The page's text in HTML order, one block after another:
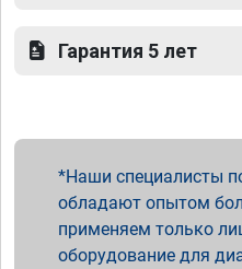
Гарантия 5 лет
Наши специалисты
обладают опытом
применяем только
оборудование для